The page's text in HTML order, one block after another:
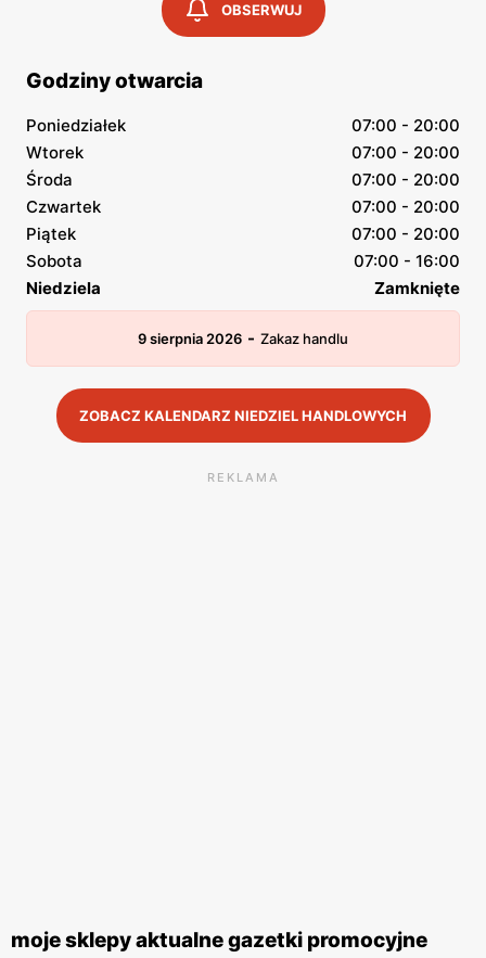
OBSERWUJ
Godziny otwarcia
Poniedziałek
07:00 - 20:00
Wtorek
07:00 - 20:00
Środa
07:00 - 20:00
Czwartek
07:00 - 20:00
Piątek
07:00 - 20:00
Sobota
07:00 - 16:00
Niedziela
Zamknięte
9 sierpnia 2026 - Zakaz handlu
ZOBACZ KALENDARZ NIEDZIEL HANDLOWYCH
REKLAMA
moje sklepy aktualne gazetki promocyjne